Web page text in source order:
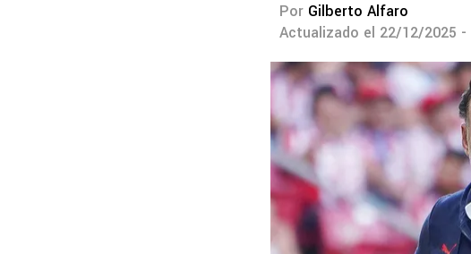
Por Gilberto Alfaro
Actualizado el 22/12/2025 -